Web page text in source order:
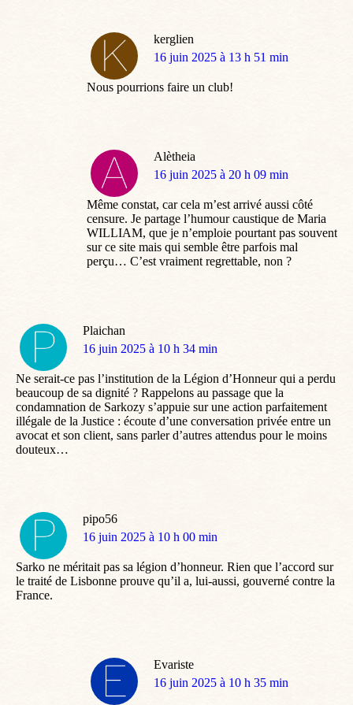
kerglien
dit
16 juin 2025 à 13 h 51 min
Nous pourrions faire un club!
Alètheia
dit
16 juin 2025 à 20 h 09 min
Même constat, car cela m’est arrivé aussi côté
censure. Je partage l’humour caustique de Maria
WILLIAM, que je n’emploie pourtant pas souvent
sur ce site mais qui semble être parfois mal
perçu… C’est vraiment regrettable, non ?
Plaichan
dit
16 juin 2025 à 10 h 34 min
Ne serait-ce pas l’institution de la Légion d’Honneur qui a perdu
beaucoup de sa dignité ? Rappelons au passage que la
condamnation de Sarkozy s’appuie sur une action parfaitement
illégale de la Justice : écoute d’une conversation privée entre un
avocat et son client, sans parler d’autres attendus pour le moins
douteux…
pipo56
dit
16 juin 2025 à 10 h 00 min
Sarko ne méritait pas sa légion d’honneur. Rien que l’accord sur
le traité de Lisbonne prouve qu’il a, lui-aussi, gouverné contre la
France.
Evariste
dit
16 juin 2025 à 10 h 35 min